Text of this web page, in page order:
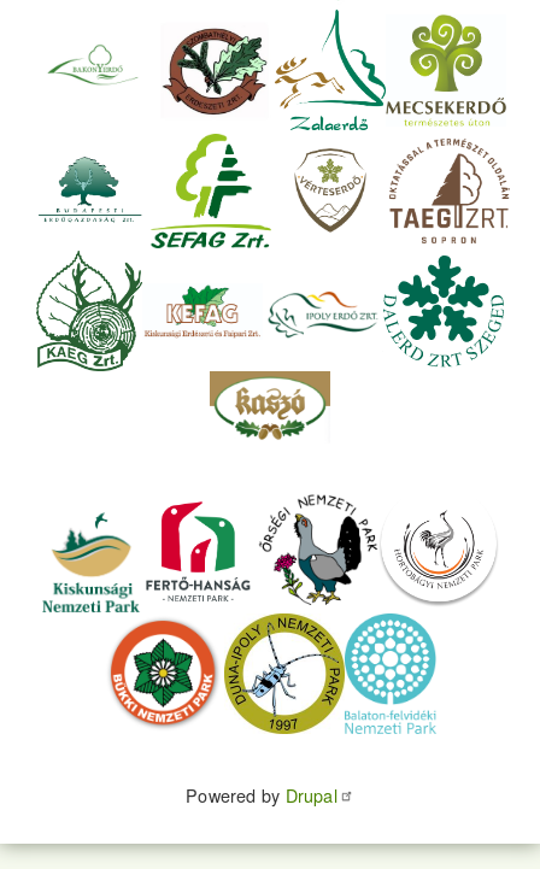
Powered by Drupal